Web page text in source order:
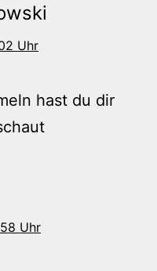
Uhr
hast du dir
Uhr